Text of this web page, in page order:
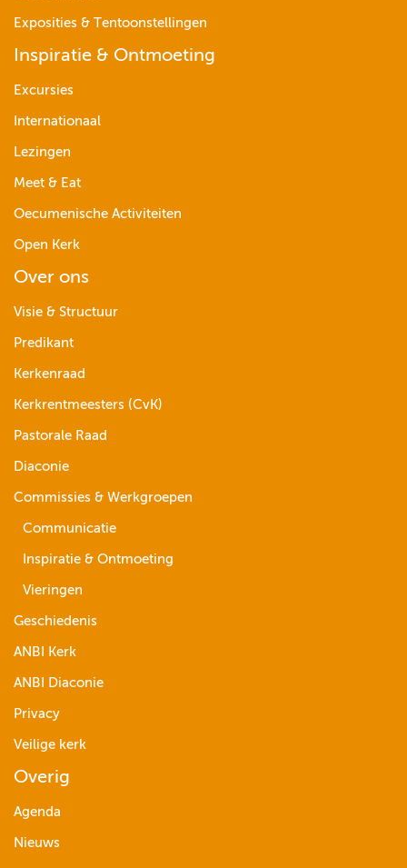
Exposities & Tentoonstellingen
Inspiratie & Ontmoeting
Excursies
Internationaal
Lezingen
Meet & Eat
Oecumenische Activiteiten
Open Kerk
Over ons
Visie & Structuur
Predikant
Kerkenraad
Kerkrentmeesters (CvK)
Pastorale Raad
Diaconie
Commissies & Werkgroepen
Communicatie
Inspiratie & Ontmoeting
Vieringen
Geschiedenis
ANBI Kerk
ANBI Diaconie
Privacy
Veilige kerk
Overig
Agenda
Nieuws